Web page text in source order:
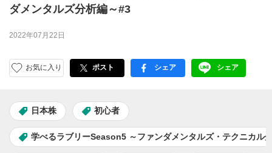
ダメンタルズ分析編～#3
2022年07月22日
お気に入り ポスト facebook
シェア LINE
シェア
日本株 初心者
学べるラブリーSeason5 ～ファンダメンタルズ・テクニカル